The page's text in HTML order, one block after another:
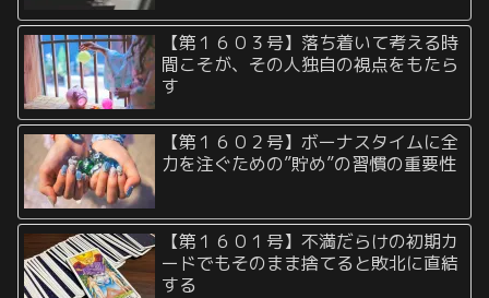
【第１６０３号】落ち着いて考える時
間こそが、その人独自の視点をもたら
す
【第１６０２号】ボーナスタイムに全
力を注ぐための”貯め”の習慣の重要性
【第１６０１号】不満だらけの初期カ
ードでもそのまま捨てると敗北に直結
する